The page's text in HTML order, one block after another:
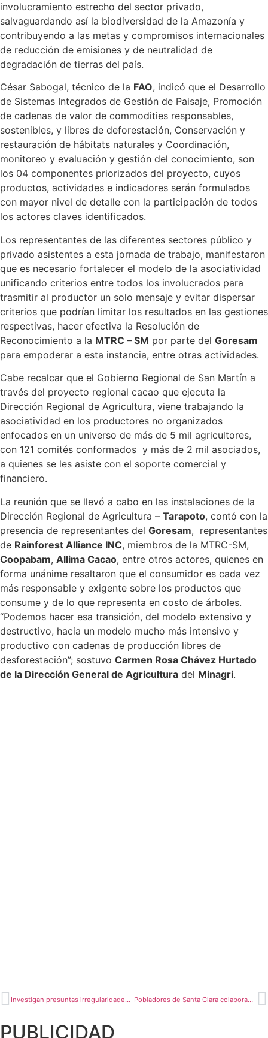
involucramiento estrecho del sector privado,
salvaguardando así la biodiversidad de la Amazonía y
contribuyendo a las metas y compromisos internacionales
de reducción de emisiones y de neutralidad de
degradación de tierras del país.
César Sabogal, técnico de la FAO, indicó que el Desarrollo
de Sistemas Integrados de Gestión de Paisaje, Promoción
de cadenas de valor de commodities responsables,
sostenibles, y libres de deforestación, Conservación y
restauración de hábitats naturales y Coordinación,
monitoreo y evaluación y gestión del conocimiento, son
los 04 componentes priorizados del proyecto, cuyos
productos, actividades e indicadores serán formulados
con mayor nivel de detalle con la participación de todos
los actores claves identificados.
Los representantes de las diferentes sectores público y
privado asistentes a esta jornada de trabajo, manifestaron
que es necesario fortalecer el modelo de la asociatividad
unificando criterios entre todos los involucrados para
trasmitir al productor un solo mensaje y evitar dispersar
criterios que podrían limitar los resultados en las gestiones
respectivas, hacer efectiva la Resolución de
Reconocimiento a la MTRC – SM por parte del Goresam
para empoderar a esta instancia, entre otras actividades.
Cabe recalcar que el Gobierno Regional de San Martín a
través del proyecto regional cacao que ejecuta la
Dirección Regional de Agricultura, viene trabajando la
asociatividad en los productores no organizados
enfocados en un universo de más de 5 mil agricultores,
con 121 comités conformados y más de 2 mil asociados,
a quienes se les asiste con el soporte comercial y
financiero.
La reunión que se llevó a cabo en las instalaciones de la
Dirección Regional de Agricultura – Tarapoto, contó con la
presencia de representantes del Goresam, representantes
de Rainforest Alliance INC, miembros de la MTRC-SM,
Coopabam, Allima Cacao, entre otros actores, quienes en
forma unánime resaltaron que el consumidor es cada vez
más responsable y exigente sobre los productos que
consume y de lo que representa en costo de árboles.
“Podemos hacer esa transición, del modelo extensivo y
destructivo, hacia un modelo mucho más intensivo y
productivo con cadenas de producción libres de
desforestación”; sostuvo Carmen Rosa Chávez Hurtado
de la Dirección General de Agricultura del Minagri.
Investigan presuntas irregularidades al interior del penal de Moyobamba Pobladores de Santa Clara colaboran para alquilar maquinaria y comprar combustible
PUBLICIDAD